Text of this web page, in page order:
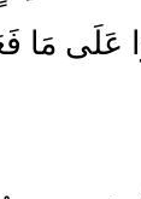
عَلَى مَا